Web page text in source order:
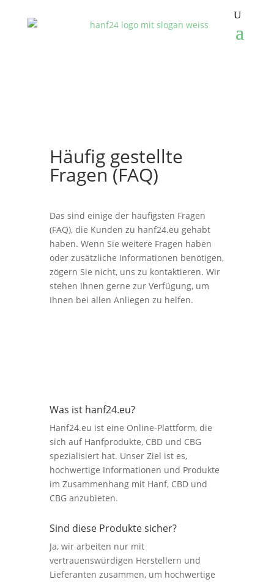
Häufig gestellte
Fragen (FAQ)
Das sind einige der häufigsten Fragen
(FAQ), die Kunden zu hanf24.eu gehabt
haben. Wenn Sie weitere Fragen haben
oder zusätzliche Informationen benötigen,
zögern Sie nicht, uns zu kontaktieren. Wir
stehen Ihnen gerne zur Verfügung, um
Ihnen bei allen Anliegen zu helfen.
Was ist hanf24.eu?
Hanf24.eu ist eine Online-Plattform, die
sich auf Hanfprodukte, CBD und CBG
spezialisiert hat. Unser Ziel ist es,
hochwertige Informationen und Produkte
im Zusammenhang mit Hanf, CBD und
CBG anzubieten.
Sind diese Produkte sicher?
Ja, wir arbeiten nur mit
vertrauenswürdigen Herstellern und
Lieferanten zusammen, um hochwertige